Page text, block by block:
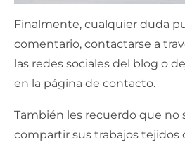
Finalmente, cualquier duda
comentario, contactarse a
las redes sociales del blog o
en la página de contacto.
También les recuerdo que no
compartir sus trabajos tejidos